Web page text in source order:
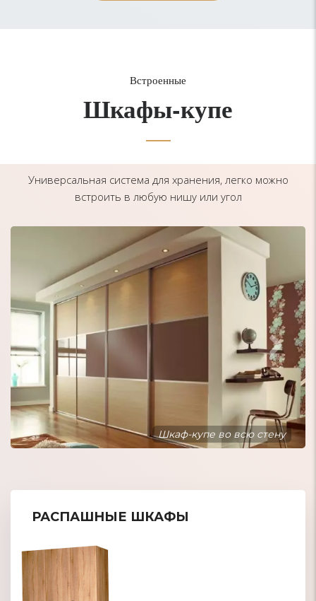
Встроенные
Шкафы-купе
Универсальная система для хранения, легко можно
встроить в любую нишу или угол
Шкаф-купе встроенный в нишу
РАСПАШНЫЕ ШКАФЫ